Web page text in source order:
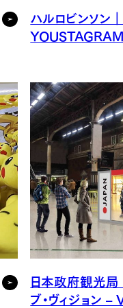
ハルロビンソン
YOUSTAGRAM
日本政府観光局
ブ・ヴィジョン